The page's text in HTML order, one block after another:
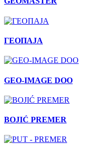
ГЕОПАЈА
GEO-IMAGE DOO
BOJIĆ PREMER